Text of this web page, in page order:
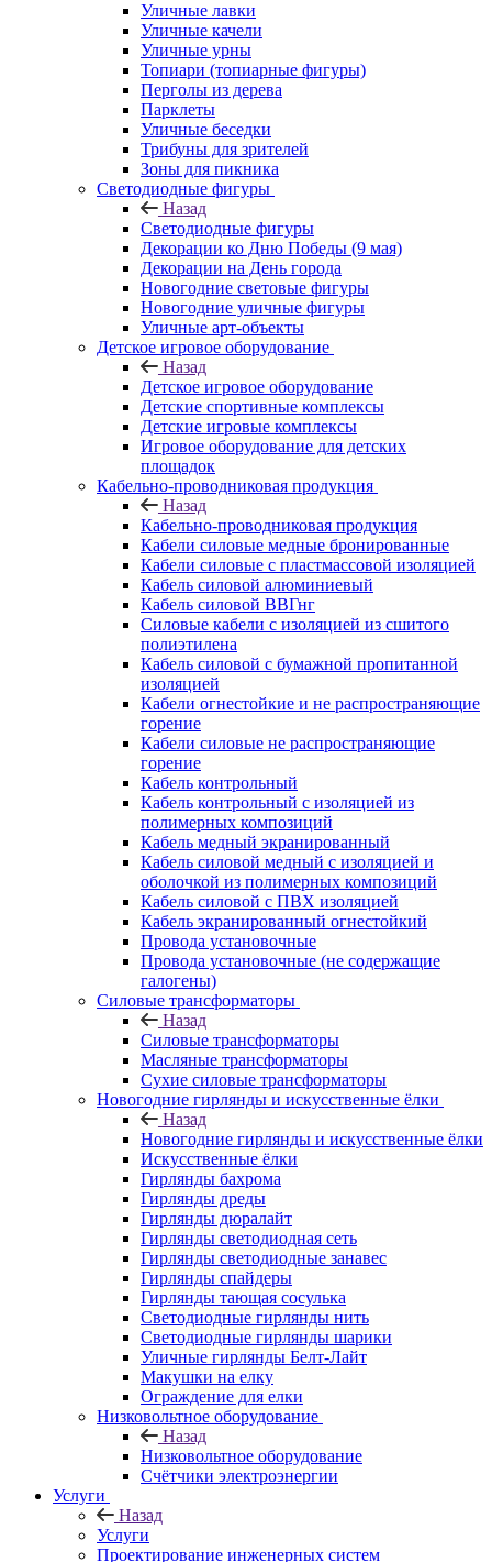
Уличные лавки
Уличные качели
Уличные урны
Топиари (топиарные фигуры)
Перголы из дерева
Парклеты
Уличные беседки
Трибуны для зрителей
Зоны для пикника
Светодиодные фигуры
Назад
Светодиодные фигуры
Декорации ко Дню Победы (9 мая)
Декорации на День города
Новогодние световые фигуры
Новогодние уличные фигуры
Уличные арт-объекты
Детское игровое оборудование
Назад
Детское игровое оборудование
Детские спортивные комплексы
Детские игровые комплексы
Игровое оборудование для детских
площадок
Кабельно-проводниковая продукция
Назад
Кабельно-проводниковая продукция
Кабели силовые медные бронированные
Кабели силовые с пластмассовой изоляцией
Кабель силовой алюминиевый
Кабель силовой ВВГнг
Силовые кабели с изоляцией из сшитого
полиэтилена
Кабель силовой с бумажной пропитанной
изоляцией
Кабели огнестойкие и не распространяющие
горение
Кабели силовые не распространяющие
горение
Кабель контрольный
Кабель контрольный с изоляцией из
полимерных композиций
Кабель медный экранированный
Кабель силовой медный с изоляцией и
оболочкой из полимерных композиций
Кабель силовой с ПВХ изоляцией
Кабель экранированный огнестойкий
Провода установочные
Провода установочные (не содержащие
галогены)
Силовые трансформаторы
Назад
Силовые трансформаторы
Масляные трансформаторы
Сухие силовые трансформаторы
Новогодние гирлянды и искусственные ёлки
Назад
Новогодние гирлянды и искусственные ёлки
Искусственные ёлки
Гирлянды бахрома
Гирлянды дреды
Гирлянды дюралайт
Гирлянды светодиодная сеть
Гирлянды светодиодные занавес
Гирлянды спайдеры
Гирлянды тающая сосулька
Светодиодные гирлянды нить
Светодиодные гирлянды шарики
Уличные гирлянды Белт-Лайт
Макушки на елку
Ограждение для елки
Низковольтное оборудование
Назад
Низковольтное оборудование
Счётчики электроэнергии
Услуги
Назад
Услуги
Проектирование инженерных систем